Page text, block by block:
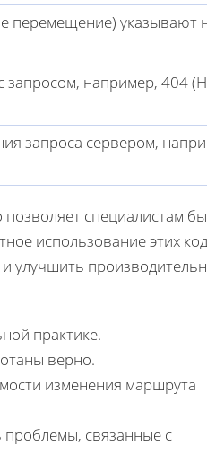
перемещение) указывают
запросом, например, 404
запроса сервером,
специалистам
использование этих
улучшить
практике.
верно.
изменения маршрута
связанные с